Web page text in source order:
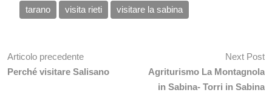
tarano visita rieti visitare la sabina
Articolo precedente
Perché visitare Salisano
Next Post
Agriturismo La Montagnola
in Sabina- Torri in Sabina